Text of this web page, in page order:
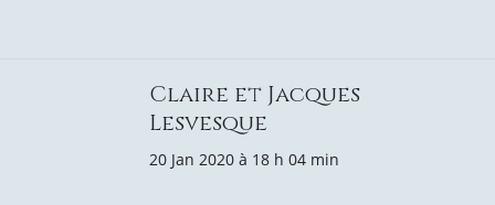
Claire et Jacques
Lesvesque
20 Jan 2020 à 18 h 04 min